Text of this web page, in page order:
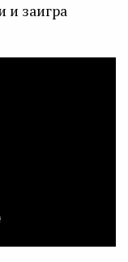
и заигра